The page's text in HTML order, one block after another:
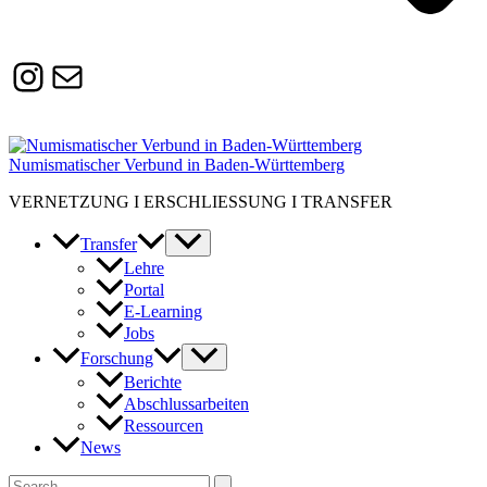
Instagram
Susanne.Boerner@zaw.uni-
heidelberg.de
Numismatischer Verbund in Baden-Württemberg
VERNETZUNG I ERSCHLIESSUNG I TRANSFER
Transfer
Lehre
Portal
E-Learning
Jobs
Forschung
Berichte
Abschlussarbeiten
Ressourcen
News